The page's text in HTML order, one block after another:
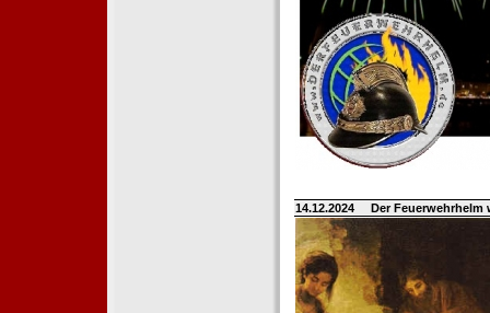
14.12.2024 Der